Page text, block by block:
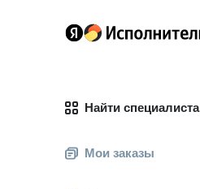
Найти специалиста
Мои заказы